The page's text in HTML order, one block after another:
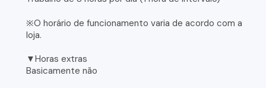
※O horário de funcionamento varia de acordo com a
loja.
▼Horas extras
Basicamente não